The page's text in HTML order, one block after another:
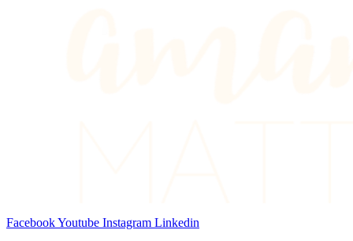
FacebookYoutube Instagram Linkedin